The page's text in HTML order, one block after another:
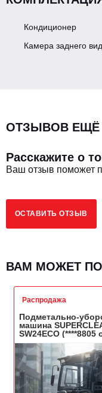
Макс. скорость
Напряжение
Длина основной
Емкость мусорного
Объем водяного бака, л
Кондиционер
Камера заднего
ОТЗЫВОВ ЕЩЁ
Расскажите о
Ваш отзыв поможет
ОСТАВИТЬ ОТЗЫВ
ВАМ МОЖЕТ
Распродажа
Подметально-
машина
SW24ECO (****8805